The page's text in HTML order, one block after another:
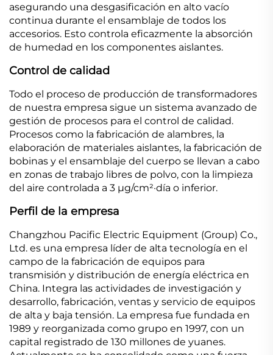
asegurando una desgasificación en alto vacío
continua durante el ensamblaje de todos los
accesorios. Esto controla eficazmente la absorción
de humedad en los componentes aislantes.
Control de calidad
Todo el proceso de producción de transformadores
de nuestra empresa sigue un sistema avanzado de
gestión de procesos para el control de calidad.
Procesos como la fabricación de alambres, la
elaboración de materiales aislantes, la fabricación de
bobinas y el ensamblaje del cuerpo se llevan a cabo
en zonas de trabajo libres de polvo, con la limpieza
del aire controlada a 3 μg/cm²·día o inferior.
Perfil de la empresa
Changzhou Pacific Electric Equipment (Group) Co.,
Ltd. es una empresa líder de alta tecnología en el
campo de la fabricación de equipos para
transmisión y distribución de energía eléctrica en
China. Integra las actividades de investigación y
desarrollo, fabricación, ventas y servicio de equipos
de alta y baja tensión. La empresa fue fundada en
1989 y reorganizada como grupo en 1997, con un
capital registrado de 130 millones de yuanes.